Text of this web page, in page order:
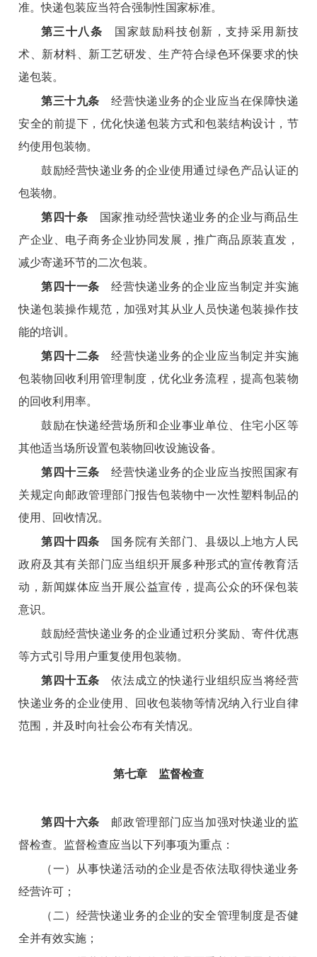
准。快递包装应当符合强制性国家标准。
第三十八条 国家鼓励科技创新，支持采用新技
术、新材料、新工艺研发、生产符合绿色环保要求的快
递包装。
第三十九条 经营快递业务的企业应当在保障快递
安全的前提下，优化快递包装方式和包装结构设计，节
约使用包装物。
鼓励经营快递业务的企业使用通过绿色产品认证的
包装物。
第四十条 国家推动经营快递业务的企业与商品生
产企业、电子商务企业协同发展，推广商品原装直发，
减少寄递环节的二次包装。
第四十一条 经营快递业务的企业应当制定并实施
快递包装操作规范，加强对其从业人员快递包装操作技
能的培训。
第四十二条 经营快递业务的企业应当制定并实施
包装物回收利用管理制度，优化业务流程，提高包装物
的回收利用率。
鼓励在快递经营场所和企业事业单位、住宅小区等
其他适当场所设置包装物回收设施设备。
第四十三条 经营快递业务的企业应当按照国家有
关规定向邮政管理部门报告包装物中一次性塑料制品的
使用、回收情况。
第四十四条 国务院有关部门、县级以上地方人民
政府及其有关部门应当组织开展多种形式的宣传教育活
动，新闻媒体应当开展公益宣传，提高公众的环保包装
意识。
鼓励经营快递业务的企业通过积分奖励、寄件优惠
等方式引导用户重复使用包装物。
第四十五条 依法成立的快递行业组织应当将经营
快递业务的企业使用、回收包装物等情况纳入行业自律
范围，并及时向社会公布有关情况。
第七章 监督检查
第四十六条 邮政管理部门应当加强对快递业的监
督检查。监督检查应当以下列事项为重点：
（一）从事快递活动的企业是否依法取得快递业务
经营许可；
（二）经营快递业务的企业的安全管理制度是否健
全并有效实施；